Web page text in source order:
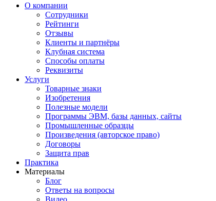
О компании
Сотрудники
Рейтинги
Отзывы
Клиенты и партнёры
Клубная система
Способы оплаты
Реквизиты
Услуги
Товарные знаки
Изобретения
Полезные модели
Программы ЭВМ, базы данных, сайты
Промышленные образцы
Произведения (авторское право)
Договоры
Защита прав
Практика
Материалы
Блог
Ответы на вопросы
Видео